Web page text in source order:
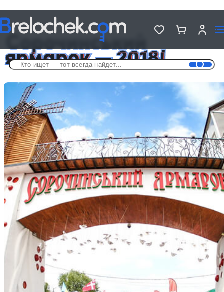
Сорочинський
ярмарок — 2018!